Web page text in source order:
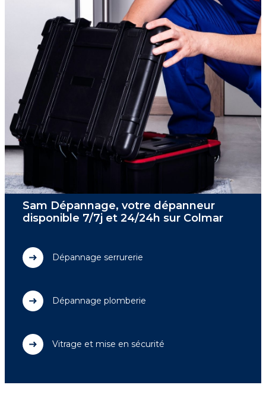
Sam Dépannage, votre dépanneur
disponible 7/7j et 24/24h sur Colmar
Dépannage serrurerie
Dépannage plomberie
Vitrage et mise en sécurité